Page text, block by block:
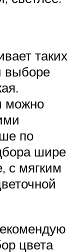
таких
выборе
можно
по
шире
с мягким
цвета